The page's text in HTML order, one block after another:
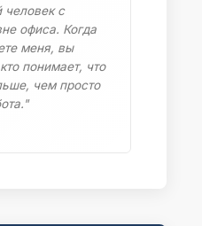
человек с
офиса. Когда
меня, вы
понимает, что
чем просто